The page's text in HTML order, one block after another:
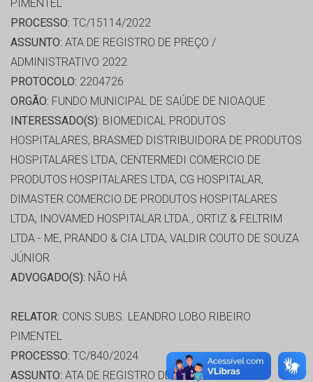
PIMENTEL
PROCESSO: TC/15114/2022
ASSUNTO: ATA DE REGISTRO DE PREÇO /
ADMINISTRATIVO 2022
PROTOCOLO: 2204726
ORGÃO: FUNDO MUNICIPAL DE SAÚDE DE NIOAQUE
INTERESSADO(S): BIOMEDICAL PRODUTOS
HOSPITALARES, BRASMED DISTRIBUIDORA DE PRODUTOS
HOSPITALARES LTDA, CENTERMEDI COMERCIO DE
PRODUTOS HOSPITALARES LTDA, CG HOSPITALAR,
DIMASTER COMERCIO DE PRODUTOS HOSPITALARES
LTDA, INOVAMED HOSPITALAR LTDA., ORTIZ & FELTRIM
LTDA - ME, PRANDO & CIA LTDA, VALDIR COUTO DE SOUZA
JÚNIOR
ADVOGADO(S): NÃO HÁ
RELATOR: CONS.SUBS. LEANDRO LOBO RIBEIRO
PIMENTEL
PROCESSO: TC/840/2024
ASSUNTO: ATA DE REGISTRO DE PREÇO /